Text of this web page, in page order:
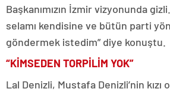
Başkanımızın İzmir vizyonunda
selamı kendisine ve bütün parti
göndermek istedim” diye konuştu.
“KİMSEDEN TORPİLİM YOK”
Lal Denizli, Mustafa Denizli’nin kızı